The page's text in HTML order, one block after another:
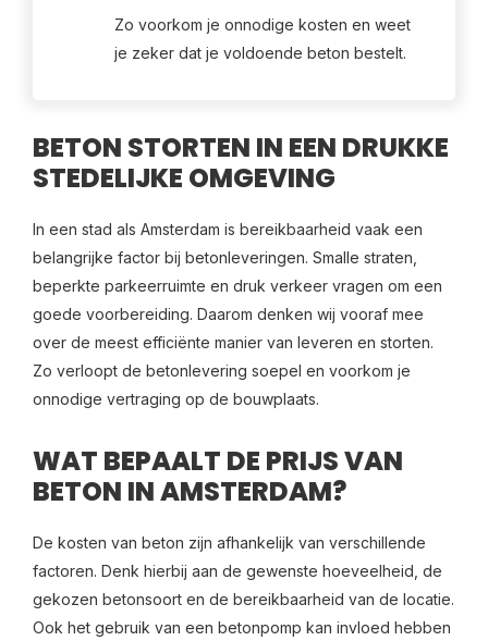
Zo voorkom je onnodige kosten en weet
je zeker dat je voldoende beton bestelt.
BETON STORTEN IN EEN DRUKKE
STEDELIJKE OMGEVING
In een stad als Amsterdam is bereikbaarheid vaak een
belangrijke factor bij betonleveringen. Smalle straten,
beperkte parkeerruimte en druk verkeer vragen om een
goede voorbereiding. Daarom denken wij vooraf mee
over de meest efficiënte manier van leveren en storten.
Zo verloopt de betonlevering soepel en voorkom je
onnodige vertraging op de bouwplaats.
WAT BEPAALT DE PRIJS VAN
BETON IN AMSTERDAM?
De kosten van beton zijn afhankelijk van verschillende
factoren. Denk hierbij aan de gewenste hoeveelheid, de
gekozen betonsoort en de bereikbaarheid van de locatie.
Ook het gebruik van een betonpomp kan invloed hebben